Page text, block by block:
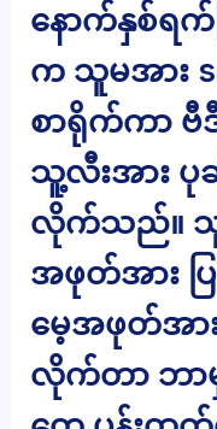
နောက်နှစ်ရ
က သူမအား
စာရိုက်ကာ ဗီ
သူ့လီးအား ပု
လိုက်သည်။
အဖုတ်အား ပ
မေ့အဖုတ်အာ
လိုက်တာ ဘာ